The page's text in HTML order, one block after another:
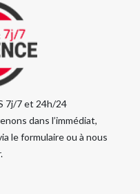
7j/7 et 24h/24
dans l’immédiat,
le formulaire ou à nous